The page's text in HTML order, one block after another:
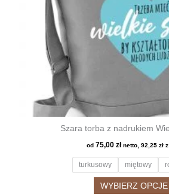
Szara torba z nadrukiem
od 75,00 zł netto, 92,25 zł
turkusowy miętowy
WYBIERZ OPCJE